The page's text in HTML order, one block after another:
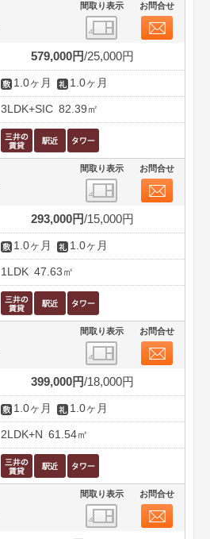
間取り表示 お問合せ
579,000円 25,000円
1.0ヶ月 1.0ヶ月
3LDK+SIC 82.39㎡
間取り表示 お問合せ
293,000円 15,000円
1.0ヶ月 1.0ヶ月
1LDK 47.63㎡
間取り表示 お問合せ
399,000円 18,000円
1.0ヶ月 1.0ヶ月
2LDK+N 61.54㎡
間取り表示 お問合せ